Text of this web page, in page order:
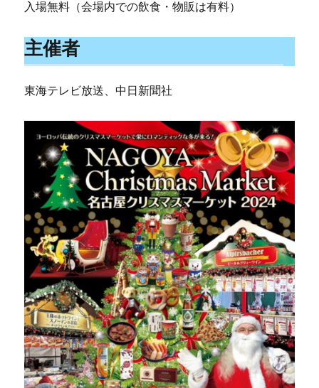
入場無料（会場内での飲食・物販は有料）
主催者
東海テレビ放送、中日新聞社